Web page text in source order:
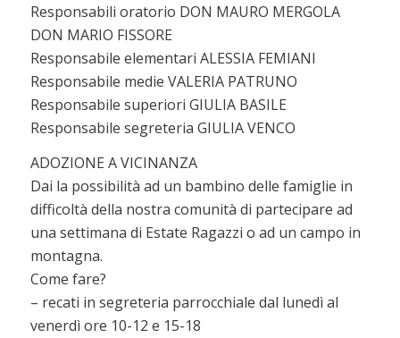
Responsabili oratorio DON MAURO MERGOLA
DON MARIO FISSORE
Responsabile elementari ALESSIA FEMIANI
Responsabile medie VALERIA PATRUNO
Responsabile superiori GIULIA BASILE
Responsabile segreteria GIULIA VENCO
ADOZIONE A VICINANZA
Dai la possibilità ad un bambino delle famiglie in
difficoltà della nostra comunità di partecipare ad
una settimana di Estate Ragazzi o ad un campo in
montagna.
Come fare?
– recati in segreteria parrocchiale dal lunedì al
venerdì ore 10-12 e 15-18